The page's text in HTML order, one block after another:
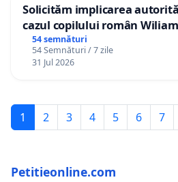
Solicităm implicarea
cazul copilului român
Gheorghe, aflat în
12 ani
54 semnături
54 Semnături / 7 zile
31 Jul 2026
1 2 3 4 5 6 7
Petitieonline.com